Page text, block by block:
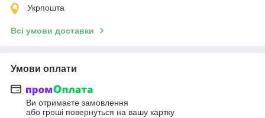
Укрпошта
Всі умови доставки
Умови оплати
Ви отримаєте замовлення
або гроші повернуться на вашу картку